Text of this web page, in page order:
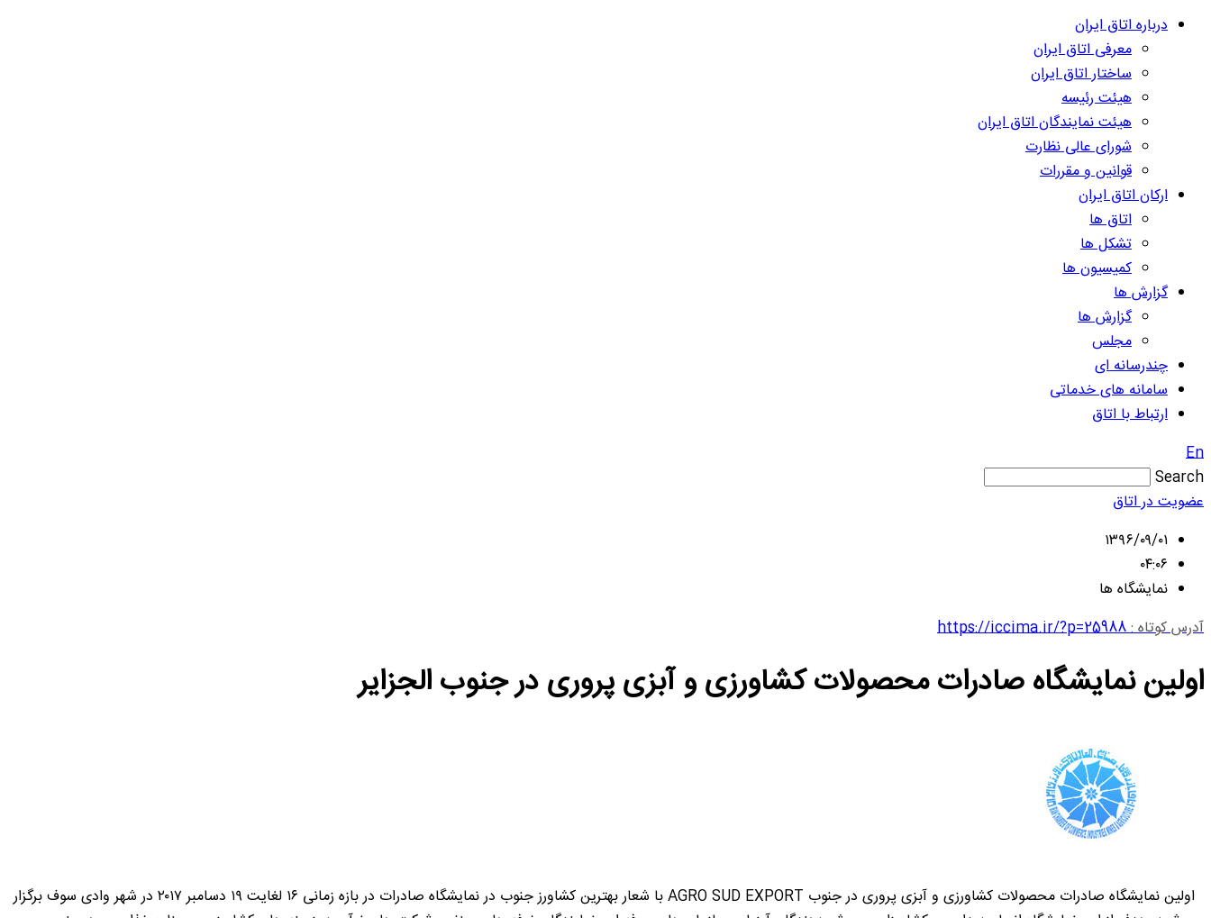
درباره اتاق ایران
معرفی اتاق ایران
ساختار اتاق ایران
هیئت رئیسه
هیئت نمایندگان اتاق ایران
شورای عالی نظارت
قوانین و مقررات
ارکان اتاق ایران
اتاق ها
تشکل ها
کمیسیون ها
گزارش ها
گزارش ها
مجلس
چندرسانه ای
سامانه های خدماتی
ارتباط با اتاق
En
Search
عضویت در اتاق
۱۳۹۶/۰۹/۰۱
۰۴:۰۶
نمایشگاه ها
آدرس کوتاه :https://iccima.ir/?p=25988
اولین نمایشگاه صادرات محصولات کشاورزی و آبزی پروری در جنوب الجزایر
اولین نمایشگاه صادرات محصولات کشاورزی و آبزی پروری در جنوب AGRO SUD EXPORT با شعار بهترین کشاورز جنوب در نمایشگاه صادرات در بازه زمانی ۱۶ لغایت ۱۹ دسامبر ۲۰۱۷ در شهر وادی سوف برگزار